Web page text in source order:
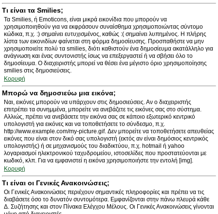
Τι είναι τα Smilies;
Τα Smilies, ή Emoticons, είναι μικρά εικονίδια που μπορούν να
χρησιμοποιηθούν για να εκφράσουν συναίσθημα χρησιμοποιώντας σύντομο
κώδικα, π.χ. :) σημαίνει ευτυχισμένος, καθώς :( σημαίνει λυπημένος. Η πλήρης
λίστα των εικονιδίων φαίνεται στη φόρμα δημοσίευσης. Προσπαθήστε να μην
χρησιμοποιείτε πολύ τα smilies, διότι καθιστούν ένα δημοσίευμα ακατάλληλο για
ανάγνωση και ένας συντονιστής ίσως να επεξεργαστεί ή να σβήσει όλο το
δημοσίευμα. Ο διαχειριστής μπορεί να θέσει ένα μέγιστο όριο χρησιμοποίησης
smilies στις δημοσιεύσεις.
Κορυφή
Μπορώ να δημοσιεύω μια εικόνα;
Ναι, εικόνες μπορούν να υπάρχουν στις δημοσιεύσεις. Αν ο διαχειριστής
επιτρέπει τα συνημμένα, μπορείτε να ανεβάζετε τις εικόνες σας στο σύστημα.
Αλλιώς, πρέπει να ανεβάσετε την εικόνα σας σε κάποιο εξωτερικό κεντρικό
υπολογιστή για εικόνες και να τοποθετήσετε το σύνδεσμο, π.χ.
http://www.example.com/my-picture.gif. Δεν μπορείτε να τοποθετήσετε απευθείας
εικόνες που είναι στον δικό σας υπολογιστή (εκτός αν είναι δημόσιος κεντρικός
υπολογιστής) ή σε μηχανισμούς του διαδικτύου, π.χ. hotmail ή yahoo
λογαριασμοί ηλεκτρονικού ταχυδρομείου, ιστοσελίδες που προστατεύονται με
κωδικό, κλπ. Για να εμφανιστεί η εικόνα χρησιμοποιήστε την εντολή [img].
Κορυφή
Τι είναι οι Γενικές Ανακοινώσεις;
Οι Γενικές Ανακοινώσεις περιέχουν σημαντικές πληροφορίες και πρέπει να τις
διαβάσετε όσο το δυνατόν συντομότερα. Εμφανίζονται στην πάνω πλευρά κάθε
Δ. Συζήτησης και στον Πίνακα Ελέγχου Μέλους. Οι Γενικές Ανακοινώσεις γίνονται